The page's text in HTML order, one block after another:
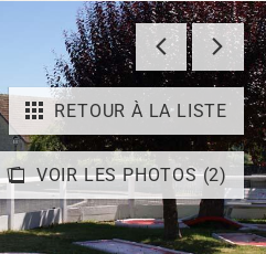
VOIR LES PHOTOS (2)
RETOUR À LA LISTE